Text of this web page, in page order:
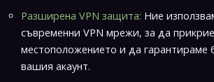
Разширена VPN защита: Ние
съвременни VPN мрежи, за да
местоположението и да гарантираме
вашия акаунт.